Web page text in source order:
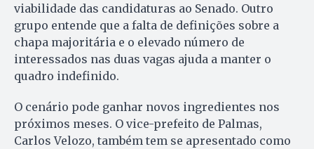
viabilidade das candidaturas ao Senado. Outro
grupo entende que a falta de definições sobre a
chapa majoritária e o elevado número de
interessados nas duas vagas ajuda a manter o
quadro indefinido.
O cenário pode ganhar novos ingredientes nos
próximos meses. O vice-prefeito de Palmas,
Carlos Velozo, também tem se apresentado como